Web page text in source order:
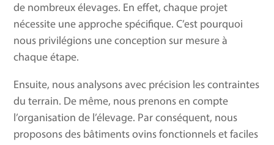
de nombreux élevages. En effet, chaque projet
nécessite une approche spécifique. C’est pourquoi
nous privilégions une conception sur mesure à
chaque étape.
Ensuite, nous analysons avec précision les contraintes
du terrain. De même, nous prenons en compte
l’organisation de l’élevage. Par conséquent, nous
proposons des bâtiments ovins fonctionnels et faciles